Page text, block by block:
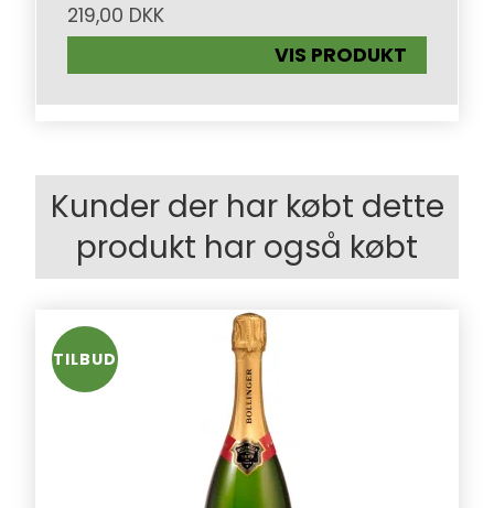
219,00 DKK
VIS PRODUKT
Kunder der har købt dette
produkt har også købt
TILBUD